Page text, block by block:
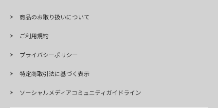
商品のお取り扱いについて
ご利用規約
プライバシーポリシー
特定商取引法に基づく表示
ソーシャルメディアコミュニティガイドライン